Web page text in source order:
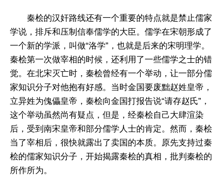
秦桧的汉奸路线还有一个重要的特点就是禁止儒家
学说，排斥和压制信奉儒学的大臣。儒学在宋朝形成了
一个新的学派，叫做“洛学”，也就是后来的宋明理学。
秦桧第一次做宰相的时候，还利用了一些儒学之士的错
觉。在北宋灭亡时，秦桧曾经有一个举动，让一部分儒
家知识分子对他抱有好感。当时金国要废黜赵姓皇帝，
立异姓为傀儡皇帝，秦桧向金国打报告说“请存赵氏”，
这个举动虽然尚有疑点，但是，经秦桧自己大肆渲染
后，受到南宋皇帝和部分儒学人士的肯定。然而，秦桧
当了宰相后，很快就露出了卖国的本质。原先支持过秦
桧的儒家知识分子，开始揭露秦桧的真相，批判秦桧的
所作所为。